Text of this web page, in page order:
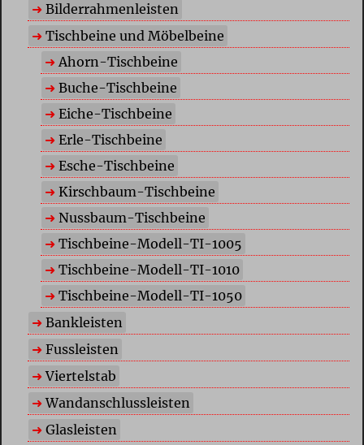
Bilderrahmenleisten
Tischbeine und Möbelbeine
Ahorn-Tischbeine
Buche-Tischbeine
Eiche-Tischbeine
Erle-Tischbeine
Esche-Tischbeine
Kirschbaum-Tischbeine
Nussbaum-Tischbeine
Tischbeine-Modell-TI-1005
Tischbeine-Modell-TI-1010
Tischbeine-Modell-TI-1050
Bankleisten
Fussleisten
Viertelstab
Wandanschlussleisten
Glasleisten